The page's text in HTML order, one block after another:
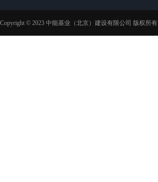
Copyright © 2023 中能基业（北京）建设有限公司 版权所有